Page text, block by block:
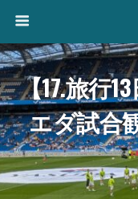
【17.旅行
エダ試合
ーナ【ス
ティアン3